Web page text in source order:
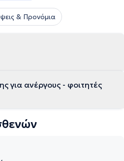
& Προνόμια
για ανέργους - φοιτητές